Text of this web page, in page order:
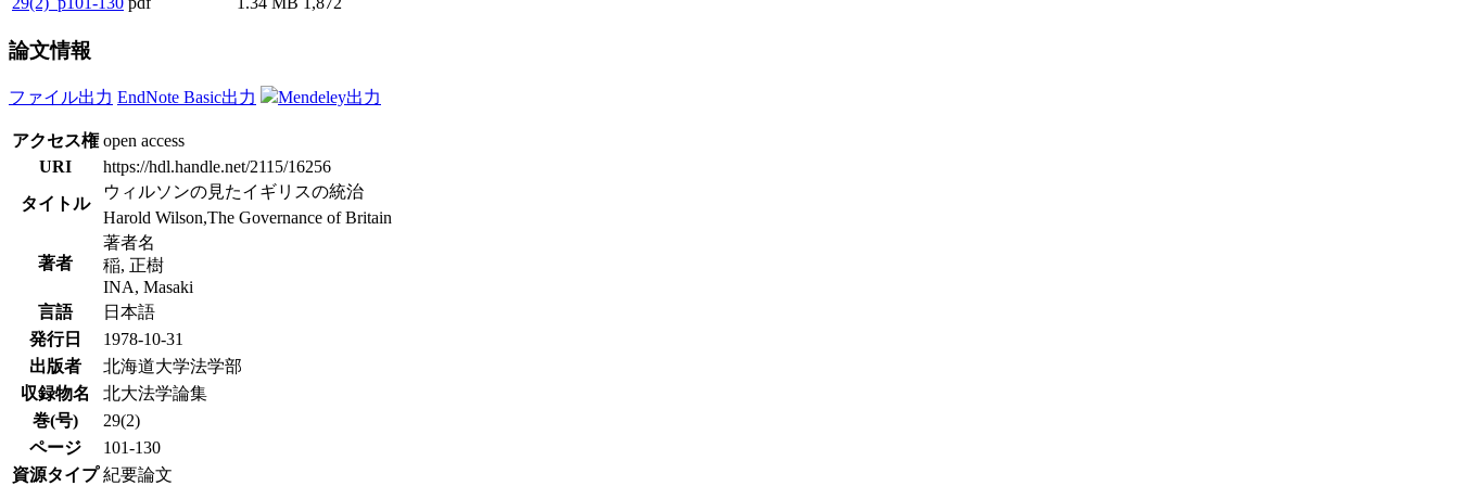
論文情報
ファイル出力 EndNote Basic出力 Mendeley出力
アクセス権 open access
URI
https://hdl.handle.net/2115/16256
タイトル
ウィルソンの見たイギリスの統治
Harold Wilson,The Governance of Britain
著者
著者名
稲, 正樹
INA, Masaki
言語
日本語
発行日
1978-10-31
出版者
北海道大学法学部
収録物名
北大法学論集
巻(号)
29(2)
ページ
101-130
資源タイプ 紀要論文